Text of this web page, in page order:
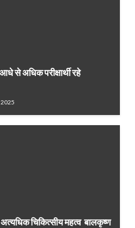
आधे से अधिक परीक्षार्थी रहे
अत्यधिक चिकित्सीय महत्व बालकृष्ण